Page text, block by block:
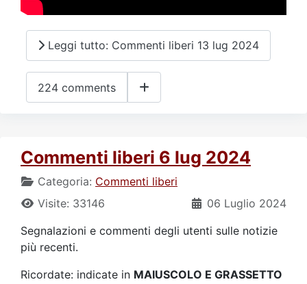
Leggi tutto: Commenti liberi 13 lug 2024
224 comments
Commenti liberi 6 lug 2024
Categoria: Commenti liberi
06 Luglio 2024
Visite: 33146
Segnalazioni e commenti degli utenti sulle notizie
più recenti.
Ricordate: indicate in MAIUSCOLO E GRASSETTO